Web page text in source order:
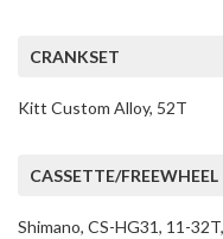
CRANKSET
Kitt Custom Alloy, 52T
CASSETTE/FREEWHEEL
Shimano, CS-HG31, 11-